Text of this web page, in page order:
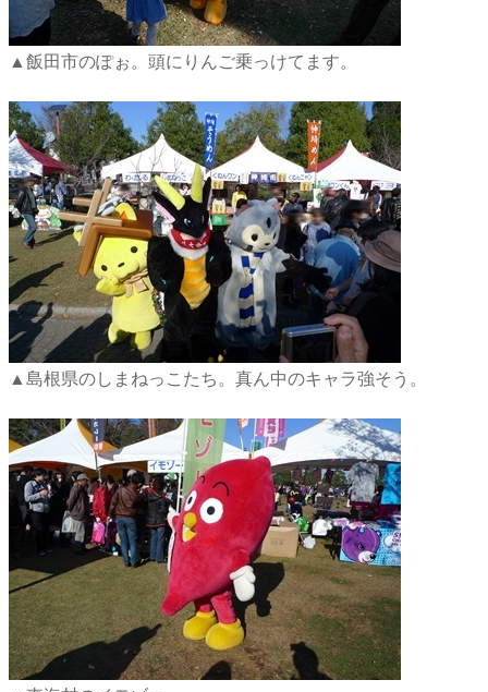
▲飯田市のぽぉ。頭にりんご乗っけてます。
▲島根県のしまねっこたち。真ん中のキャラ強そう。